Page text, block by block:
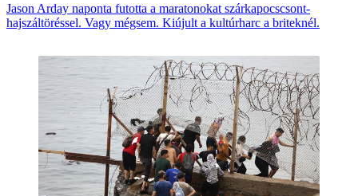
Jason Arday naponta futotta a maratonokat szárkapocscsont-
hajszáltöréssel. Vagy mégsem. Kiújult a kultúrharc a briteknél.